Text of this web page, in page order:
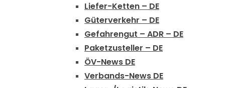
Liefer-Ketten – DE
Güterverkehr – DE
Gefahrengut – ADR – DE
Paketzusteller – DE
ÖV-News DE
Verbands-News DE